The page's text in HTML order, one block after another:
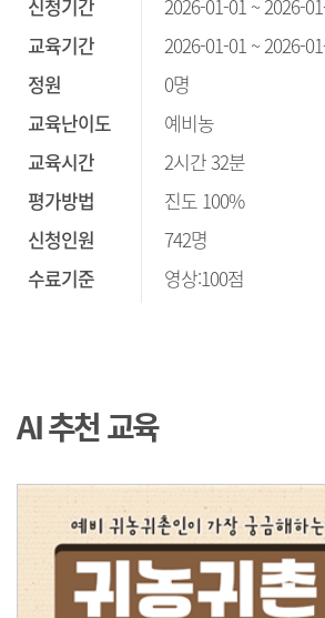
신청기간
2026-01-01 ~ 2026-
교육기간
2026-01-01 ~ 2026-
정원
0명
교육난이도
예비농
교육시간
2시간 32분
평가방법
진도 100%
신청인원
742명
수료기준
영상:100점
AI 추천 교육